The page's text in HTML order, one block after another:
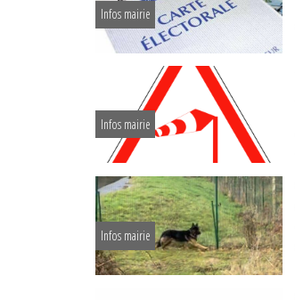
Infos mairie
Infos mairie
Infos mairie